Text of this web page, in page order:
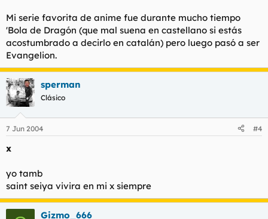
Mi serie favorita de anime fue durante mucho tiempo
'Bola de Dragón (que mal suena en castellano si estás
acostumbrado a decirlo en catalán) pero luego pasó a ser
Evangelion.
sperman
Clásico
7 Jun 2004 #4
x
yo tamb
saint seiya vivira en mi x siempre
Gizmo_666